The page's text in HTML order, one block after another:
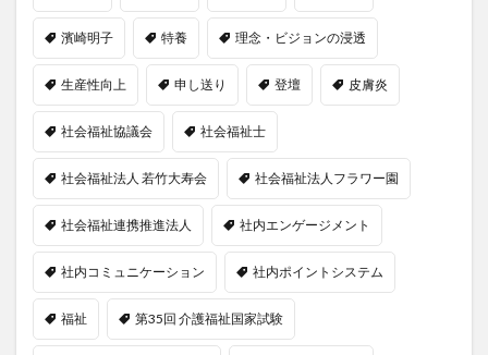
濱崎明子 特養 理念・ビジョンの浸透
生産性向上 申し送り 登壇 皮膚炎
社会福祉協議会 社会福祉士
社会福祉法人 若竹大寿会 社会福祉法人フラワー園
社会福祉連携推進法人 社内エンゲージメント
社内コミュニケーション 社内ポイントシステム
福祉 第35回 介護福祉国家試験